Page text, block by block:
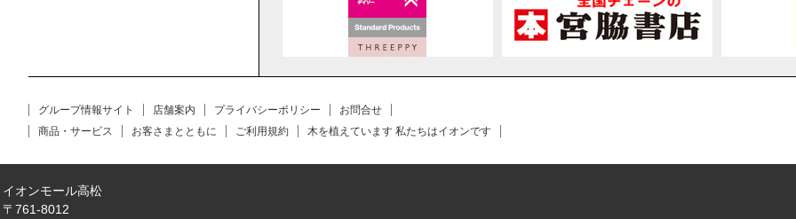
グループ情報サイト 店舗案内 プライバシーポリシー
お問合せ
商品・サービス
お客さまとともに ご利用規約 木を植えています 私たちはイオンです
イオンモール高松
〒761-8012